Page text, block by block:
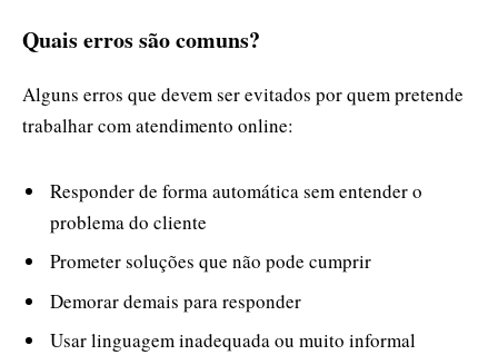
Quais erros são comuns?
Alguns erros que devem ser evitados por quem pretende
trabalhar com atendimento online:
Responder de forma automática sem entender o
problema do cliente
Prometer soluções que não pode cumprir
Demorar demais para responder
Usar linguagem inadequada ou muito informal